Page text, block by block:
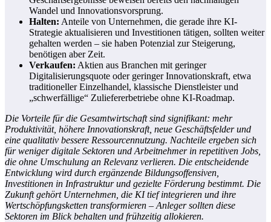
Wandel und Innovationsvorsprung.
Halten: Anteile von Unternehmen, die gerade ihre KI-
Strategie aktualisieren und Investitionen tätigen, sollten weiter
gehalten werden – sie haben Potenzial zur Steigerung,
benötigen aber Zeit.
Verkaufen: Aktien aus Branchen mit geringer
Digitalisierungsquote oder geringer Innovationskraft, etwa
traditioneller Einzelhandel, klassische Dienstleister und
„schwerfällige“ Zuliefererbetriebe ohne KI-Roadmap.
Die Vorteile für die Gesamtwirtschaft sind signifikant: mehr
Produktivität, höhere Innovationskraft, neue Geschäftsfelder und
eine qualitativ bessere Ressourcennutzung. Nachteile ergeben sich
für weniger digitale Sektoren und Arbeitnehmer in repetitiven Jobs,
die ohne Umschulung an Relevanz verlieren. Die entscheidende
Entwicklung wird durch ergänzende Bildungsoffensiven,
Investitionen in Infrastruktur und gezielte Förderung bestimmt. Die
Zukunft gehört Unternehmen, die KI tief integrieren und ihre
Wertschöpfungsketten transformieren – Anleger sollten diese
Sektoren im Blick behalten und frühzeitig allokieren.